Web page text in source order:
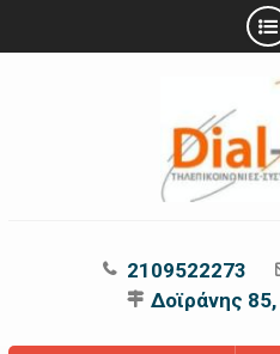
2109522273
Δοϊράνης